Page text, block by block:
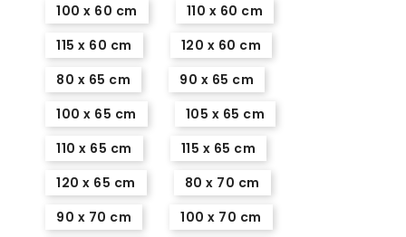
100 x 60 cm
110 x 60 cm
115 x 60 cm
120 x 60 cm
80 x 65 cm
90 x 65 cm
100 x 65 cm
105 x 65 cm
110 x 65 cm
115 x 65 cm
120 x 65 cm
80 x 70 cm
90 x 70 cm
100 x 70 cm